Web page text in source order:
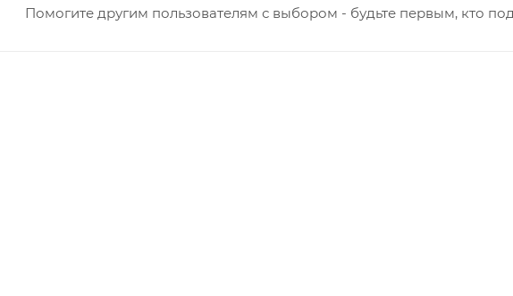
• Щорса – Ульяновская
Помогите другим пользователям с выбором - будьте первым, кто